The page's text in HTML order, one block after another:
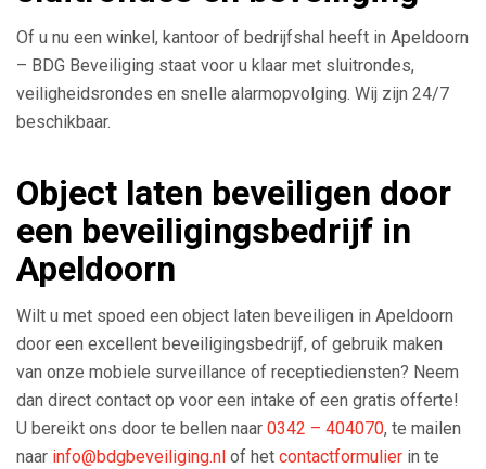
Of u nu een winkel, kantoor of bedrijfshal heeft in Apeldoorn
– BDG Beveiliging staat voor u klaar met sluitrondes,
veiligheidsrondes en snelle alarmopvolging. Wij zijn 24/7
beschikbaar.
Object laten beveiligen door
een beveiligingsbedrijf in
Apeldoorn
Wilt u met spoed een object laten beveiligen in Apeldoorn
door een excellent beveiligingsbedrijf, of gebruik maken
van onze mobiele surveillance of receptiediensten? Neem
dan direct contact op voor een intake of een gratis offerte!
U bereikt ons door te bellen naar 0342 – 404070, te mailen
naar info@bdgbeveiliging.nl of het contactformulier in te